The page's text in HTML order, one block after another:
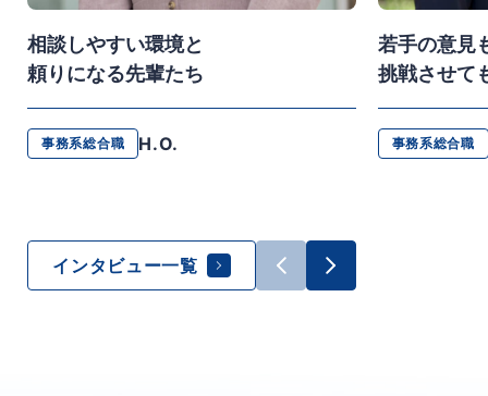
相談しやすい環境と
頼りになる先輩たち
事務系総合職 H.O.
若手の意見
挑戦させて
事務系総合職
インタビュー一覧